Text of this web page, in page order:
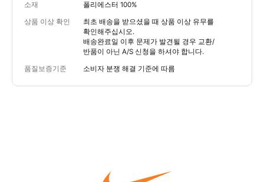
소재 폴리에스터 100%
상품 이상 확인
최초 배송을 받으셨을 때 상품 이상 유무를
확인해주십시오.
배송완료일 이후 문제가 발견될 경우 교환/
반품이 아닌 A/S 신청을 하셔야 합니다.
품질보증기준 소비자 분쟁 해결 기준에 따름